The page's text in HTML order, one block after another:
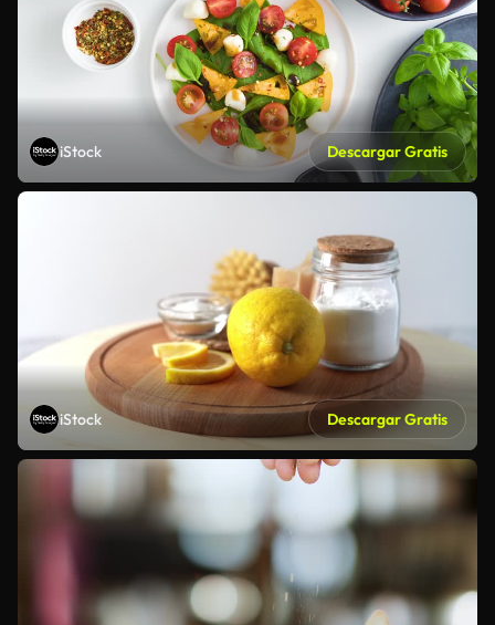
iStock Descargar Gratis
iStock Descargar Gratis